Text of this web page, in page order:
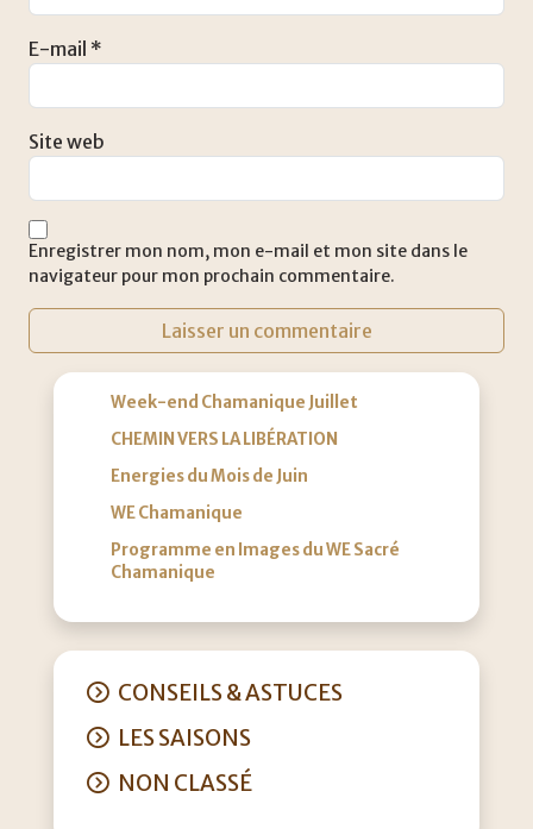
E-mail *
Site web
Enregistrer mon nom, mon e-mail et mon site dans le
navigateur pour mon prochain commentaire.
Week-end Chamanique Juillet
CHEMIN VERS LA LIBÉRATION
Energies du Mois de Juin
WE Chamanique
Programme en Images du WE Sacré
Chamanique
CONSEILS & ASTUCES
LES SAISONS
NON CLASSÉ